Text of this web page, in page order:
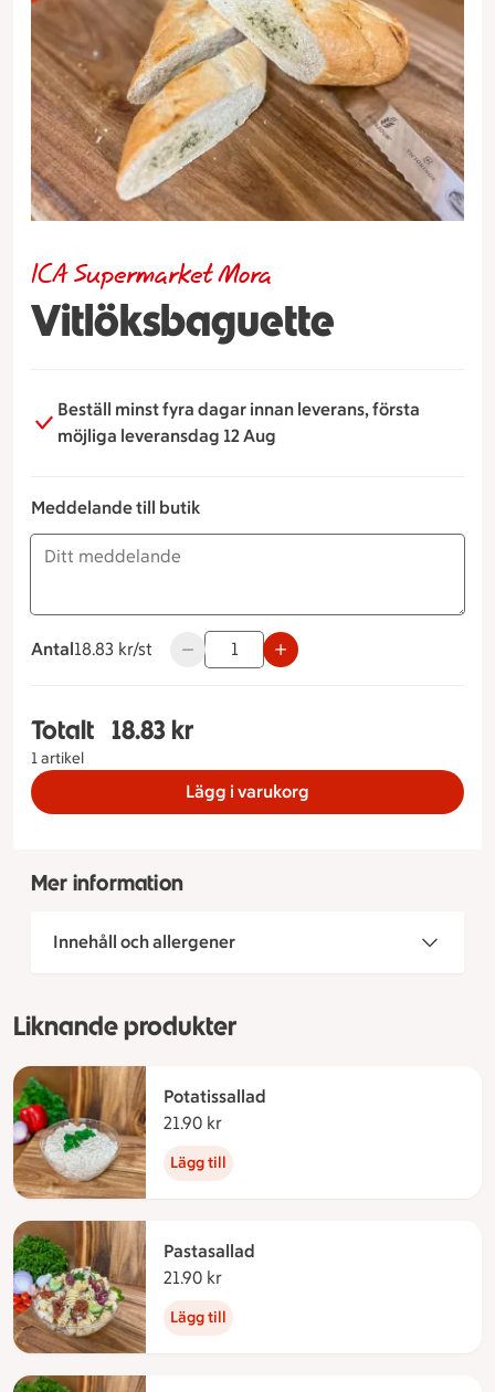
Vitlöksbaguette
ICA Supermarket Mora
Beställ minst fyra dagar innan leverans, första
möjliga leveransdag 12 Aug
Meddelande till butik
Antal
18.83 kronor styck
18.83 kr/st Använd knapparna för att minska eller
Totalt
1 artikel
Totalt 1 stycken Vitlöksbaguette, 18.83 kronor
18.83 kr
Lägg i varukorg
Mer information
Innehåll och allergener
Liknande produkter
Potatissallad
21.90 kr
Lägg till
Pastasallad
21.90 kr
Lägg till